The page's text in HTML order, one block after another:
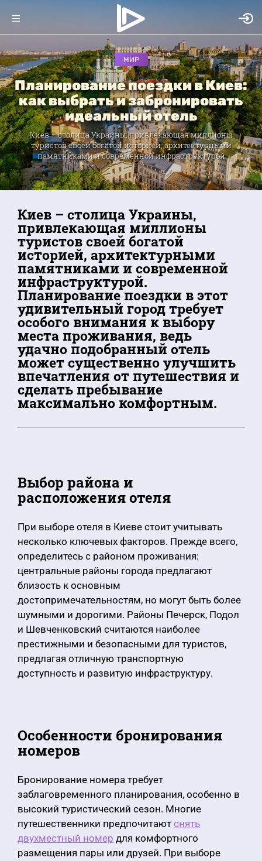
МИР
Планирование поездки в Киев:
как выбрать и забронировать
идеальный отель
Киев – столица Украины, привлекающая миллионы
туристов своей богатой историей, архитектурными
памятниками и современной инфраструктурой
Киев – столица Украины,
привлекающая миллионы
туристов своей богатой
историей, архитектурными
памятниками и современной
инфраструктурой.
Планирование поездки в этот
удивительный город требует
особого внимания к выбору
места проживания, ведь
удачно подобранный отель
может существенно улучшить
впечатления от путешествия и
сделать пребывание
максимально комфортным.
Выбор района и
расположения отеля
При выборе отеля в Киеве стоит учитывать
несколько ключевых факторов. Прежде всего,
определитесь с районом проживания:
центральные районы города предлагают
близость к основным
достопримечательностям, но могут быть более
шумными и дорогими. Районы Печерск, Подол
и Шевченковский считаются наиболее
престижными и безопасными для туристов,
предлагая отличную транспортную
доступность и развитую инфраструктуру.
Особенности бронирования
номеров
Бронирование номера требует
заблаговременного планирования, особенно в
высокий туристический сезон. Многие
путешественники предпочитают снять
двухместный номер для комфортного
размещения пары или друзей. При выборе